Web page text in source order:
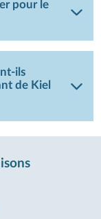
pour le
ils
de Kiel